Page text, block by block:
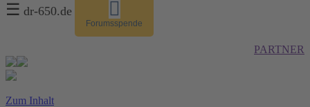
☰ dr-650.de
Forumsspende
PARTNER
Zum Inhalt